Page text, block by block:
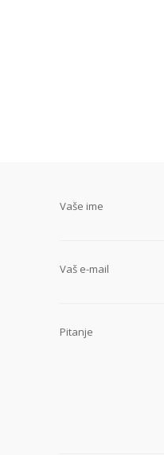
Vaše ime
Vaš e-mail
Pitanje